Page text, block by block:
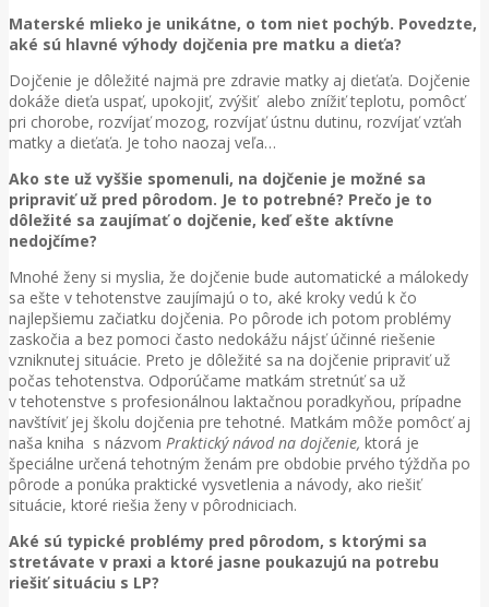
Materské mlieko je unikátne, o tom niet pochýb. Povedzte,
aké sú hlavné výhody dojčenia pre matku a dieťa?
Dojčenie je dôležité najmä pre zdravie matky aj dieťaťa. Dojčenie
dokáže dieťa uspať, upokojiť, zvýšiť alebo znížiť teplotu, pomôcť
pri chorobe, rozvíjať mozog, rozvíjať ústnu dutinu, rozvíjať vzťah
matky a dieťaťa. Je toho naozaj veľa…
Ako ste už vyššie spomenuli, na dojčenie je možné sa
pripraviť už pred pôrodom. Je to potrebné? Prečo je to
dôležité sa zaujímať o dojčenie, keď ešte aktívne
nedojčíme?
Mnohé ženy si myslia, že dojčenie bude automatické a málokedy
sa ešte v tehotenstve zaujímajú o to, aké kroky vedú k čo
najlepšiemu začiatku dojčenia. Po pôrode ich potom problémy
zaskočia a bez pomoci často nedokážu nájsť účinné riešenie
vzniknutej situácie. Preto je dôležité sa na dojčenie pripraviť už
počas tehotenstva. Odporúčame matkám stretnúť sa už
v tehotenstve s profesionálnou laktačnou poradkyňou, prípadne
navštíviť jej školu dojčenia pre tehotné. Matkám môže pomôcť aj
naša kniha s názvom Praktický návod na dojčenie, ktorá je
špeciálne určená tehotným ženám pre obdobie prvého týždňa po
pôrode a ponúka praktické vysvetlenia a návody, ako riešiť
situácie, ktoré riešia ženy v pôrodniciach.
Aké sú typické problémy pred pôrodom, s ktorými sa
stretávate v praxi a ktoré jasne poukazujú na potrebu
riešiť situáciu s LP?